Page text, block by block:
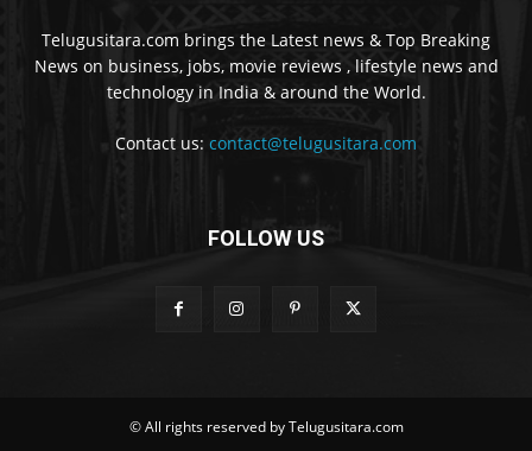
Telugusitara.com brings the Latest news & Top Breaking
News on business, jobs, movie reviews , lifestyle news and
technology in India & around the World.
Contact us: contact@telugusitara.com
FOLLOW US
© All rights reserved by Telugusitara.com